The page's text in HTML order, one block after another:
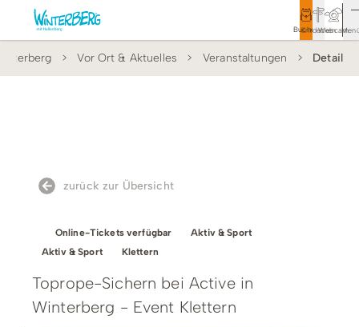
Buchen
Entdecken
Webcam
Tourismus Rathaus
Service & Kontakt
Veranstaltungen
Vor Ort & Aktuelles Veranstaltungen Detail
zurück zur Übersicht
Online-Tickets verfügbar
Aktiv & Sport
Aktiv & Sport
Klettern
Toprope-Sichern bei Active in
Winterberg - Event Klettern